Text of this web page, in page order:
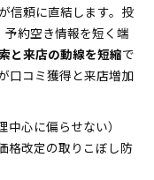
が信頼に直結します。投
約空き情報を短く端
と来店の動線を短縮で
口コミ獲得と来店増加
中心に偏らせない）
価格改定の取りこぼし防